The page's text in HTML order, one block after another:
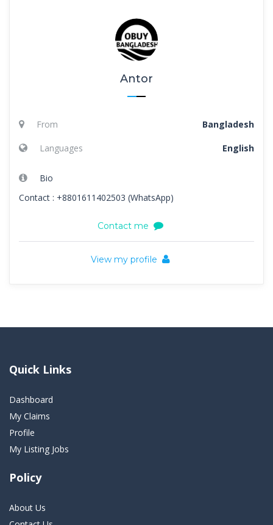
Antor
From Bangladesh
Languages English
Bio
Contact : +8801611402503 (WhatsApp)
Contact me
View my profile
Quick Links
Dashboard
My Claims
Profile
My Listing Jobs
Policy
About Us